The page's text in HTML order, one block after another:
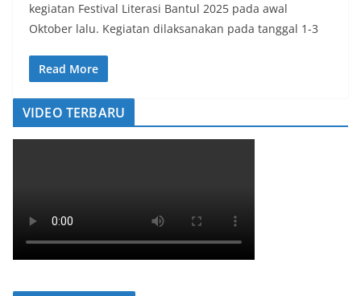
kegiatan Festival Literasi Bantul 2025 pada awal
Oktober lalu. Kegiatan dilaksanakan pada tanggal 1-3
Read More
VIDEO TERBARU